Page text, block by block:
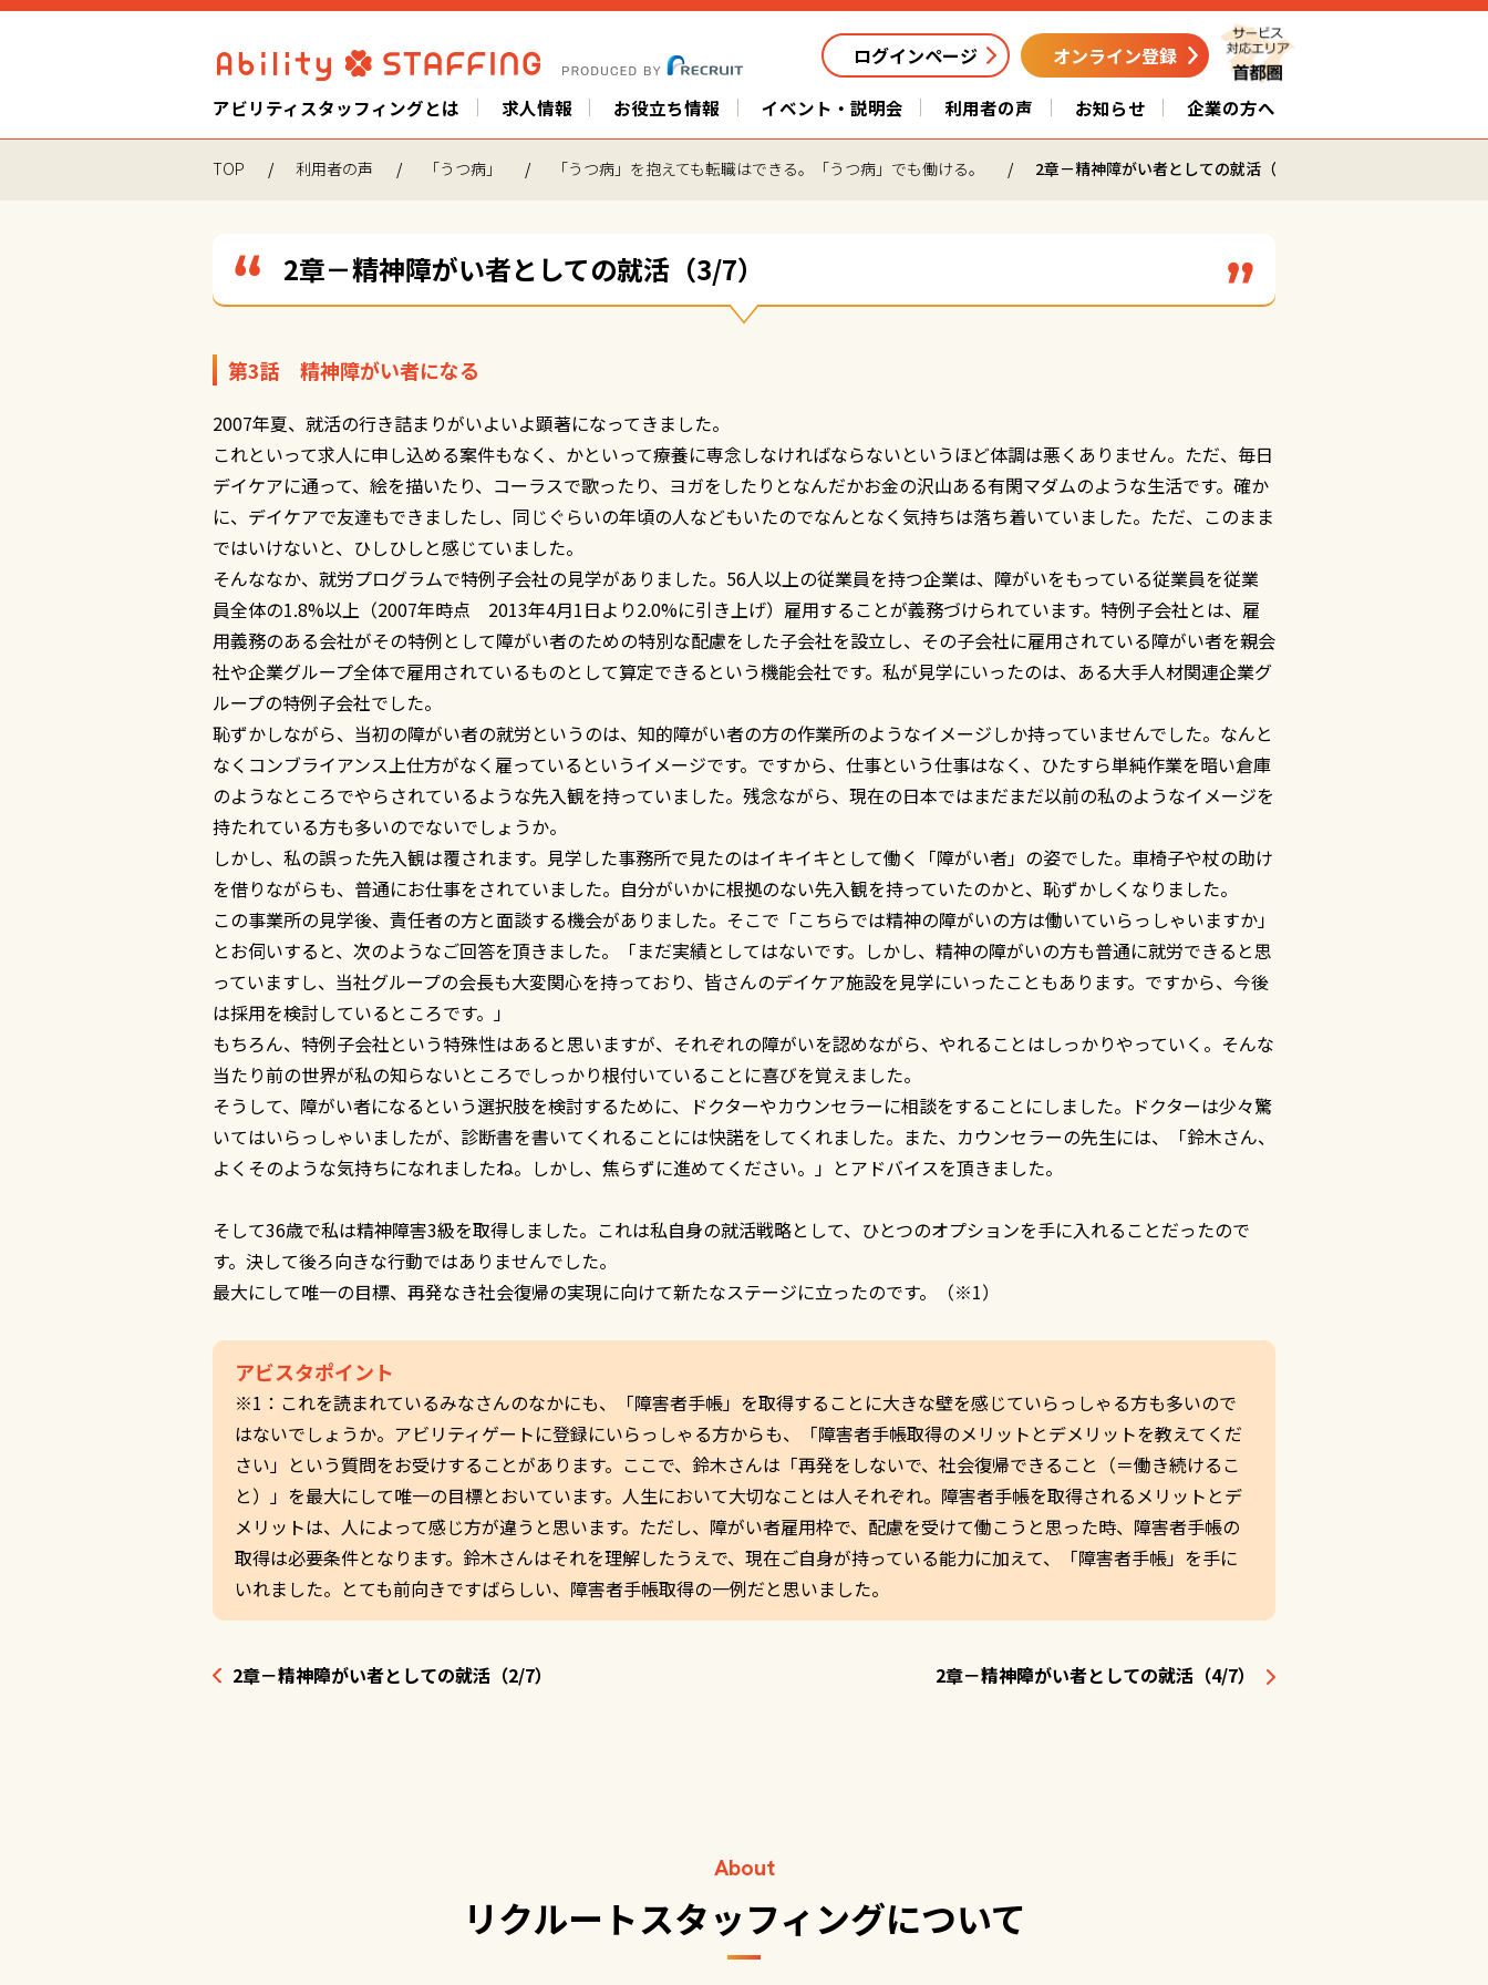
アビリティスタッフィングとは 求人情報 お役立ち情報 イベント・説明会 利用者の声 お知らせ 企業の方へ
ログインページ オンライン登録
TOP 利用者の声 「うつ病」 「うつ病」を抱えても転職はできる。「うつ病」でも働ける。 2章－精神障がい者としての就活（3/7）
2章－精神障がい者としての就活（3/7）
第3話 精神障がい者になる
2007年夏、就活の行き詰まりがいよいよ顕著になってきました。
これといって求人に申し込める案件もなく、かといって療養に専念しなければならないというほど体調は悪くありません。ただ、毎日
デイケアに通って、絵を描いたり、コーラスで歌ったり、ヨガをしたりとなんだかお金の沢山ある有閑マダムのような生活です。確か
に、デイケアで友達もできましたし、同じぐらいの年頃の人などもいたのでなんとなく気持ちは落ち着いていました。ただ、このまま
ではいけないと、ひしひしと感じていました。
そんななか、就労プログラムで特例子会社の見学がありました。56人以上の従業員を持つ企業は、障がいをもっている従業員を従業
員全体の1.8%以上（2007年時点 2013年4月1日より2.0%に引き上げ）雇用することが義務づけられています。特例子会社とは、雇
用義務のある会社がその特例として障がい者のための特別な配慮をした子会社を設立し、その子会社に雇用されている障がい者を親会
社や企業グループ全体で雇用されているものとして算定できるという機能会社です。私が見学にいったのは、ある大手人材関連企業グ
ループの特例子会社でした。
恥ずかしながら、当初の障がい者の就労というのは、知的障がい者の方の作業所のようなイメージしか持っていませんでした。なんと
なくコンブライアンス上仕方がなく雇っているというイメージです。ですから、仕事という仕事はなく、ひたすら単純作業を暗い倉庫
のようなところでやらされているような先入観を持っていました。残念ながら、現在の日本ではまだまだ以前の私のようなイメージを
持たれている方も多いのでないでしょうか。
しかし、私の誤った先入観は覆されます。見学した事務所で見たのはイキイキとして働く「障がい者」の姿でした。車椅子や杖の助け
を借りながらも、普通にお仕事をされていました。自分がいかに根拠のない先入観を持っていたのかと、恥ずかしくなりました。
この事業所の見学後、責任者の方と面談する機会がありました。そこで「こちらでは精神の障がいの方は働いていらっしゃいますか」
とお伺いすると、次のようなご回答を頂きました。「まだ実績としてはないです。しかし、精神の障がいの方も普通に就労できると思
っていますし、当社グループの会長も大変関心を持っており、皆さんのデイケア施設を見学にいったこともあります。ですから、今後
は採用を検討しているところです。」
もちろん、特例子会社という特殊性はあると思いますが、それぞれの障がいを認めながら、やれることはしっかりやっていく。そんな
当たり前の世界が私の知らないところでしっかり根付いていることに喜びを覚えました。
そうして、障がい者になるという選択肢を検討するために、ドクターやカウンセラーに相談をすることにしました。ドクターは少々驚
いてはいらっしゃいましたが、診断書を書いてくれることには快諾をしてくれました。また、カウンセラーの先生には、「鈴木さん、
よくそのような気持ちになれましたね。しかし、焦らずに進めてください。」とアドバイスを頂きました。
そして36歳で私は精神障害3級を取得しました。これは私自身の就活戦略として、ひとつのオプションを手に入れることだったので
す。決して後ろ向きな行動ではありませんでした。
最大にして唯一の目標、再発なき社会復帰の実現に向けて新たなステージに立ったのです。（※1）
アビスタポイント
※1：これを読まれているみなさんのなかにも、「障害者手帳」を取得することに大きな壁を感じていらっしゃる方も多いので
はないでしょうか。アビリティゲートに登録にいらっしゃる方からも、「障害者手帳取得のメリットとデメリットを教えてくだ
さい」という質問をお受けすることがあります。ここで、鈴木さんは「再発をしないで、社会復帰できること（＝働き続けるこ
と）」を最大にして唯一の目標とおいています。人生において大切なことは人それぞれ。障害者手帳を取得されるメリットとデ
メリットは、人によって感じ方が違うと思います。ただし、障がい者雇用枠で、配慮を受けて働こうと思った時、障害者手帳の
取得は必要条件となります。鈴木さんはそれを理解したうえで、現在ご自身が持っている能力に加えて、「障害者手帳」を手に
いれました。とても前向きですばらしい、障害者手帳取得の一例だと思いました。
2章－精神障がい者としての就活（2/7） 2章－精神障がい者としての就活（4/7）
About
リクルートスタッフィングについて